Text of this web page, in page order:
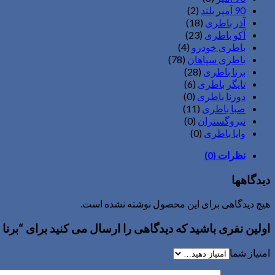
90 آمپر بلند
(2)
آذر باطری (18)
آکو باطری (23)
باطری خودرو (4)
باطری سپاهان (78)
برنا باطری (28)
تایگر باطری (6)
دورنا باطری (0)
صبا باطری (11)
نیروگستران (0)
وایا باطری (0)
نظرات (0)
دیدگاهها
هیچ دیدگاهی برای این محصول نوشته نشده است.
اولین نفری باشید که دیدگاهی را ارسال می کنید برای “برنا باطری
امتیاز شما